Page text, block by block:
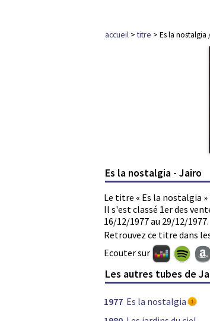
accueil >titre > Es la nostalgia
Es la nostalgia - Jairo
Le titre « Es la nostalgia
Il s'est classé 1er des
16/12/1977 au 29/12/1977.
Retrouvez ce titre dans
Ecouter sur
Les autres tubes de
1977 Es la nostalgia